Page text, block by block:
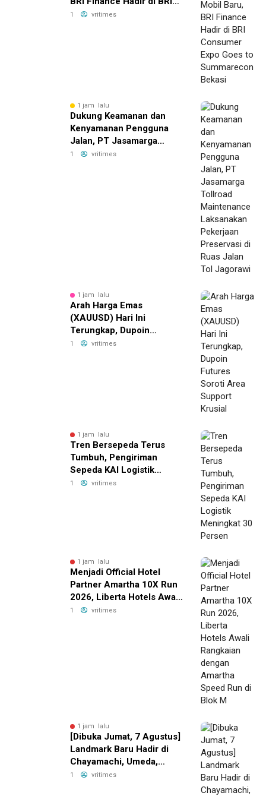
Consumer Expo Goes to
1 vritimes
1 jam lalu
Dukung Keamanan dan
Kenyamanan Pengguna
Jalan, PT Jasamarga
Tollroad Maintenance
1 vritimes
1 jam lalu
Arah Harga Emas
(XAUUSD) Hari Ini
Terungkap, Dupoin
Futures Soroti Area
1 vritimes
1 jam lalu
Tren Bersepeda Terus
Tumbuh, Pengiriman
Sepeda KAI Logistik
Meningkat 30 Persen
1 vritimes
1 jam lalu
Menjadi Official Hotel
Partner Amartha 10X Run
2026, Liberta Hotels Awali
Rangkaian dengan
1 vritimes
1 jam lalu
[Dibuka Jumat, 7 Agustus]
Landmark Baru Hadir di
Chayamachi, Umeda,
Osaka! “Alpen OSAKA”,
1 vritimes